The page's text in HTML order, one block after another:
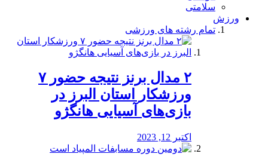
سلامتی
ورزش
تمام رشته های ورزشی
۲ مدال برنز نتیجه حضور ۷
ورزشکار استان البرز در
بازی‌های آسیایی هانگژو
اکتبر 12, 2023